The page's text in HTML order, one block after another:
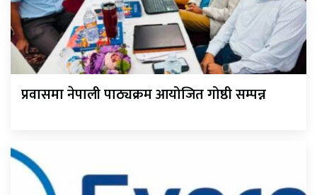
प्रवासमा नेपाली पाठ्यक्रम आयोजित गोष्ठी सम्पन्न